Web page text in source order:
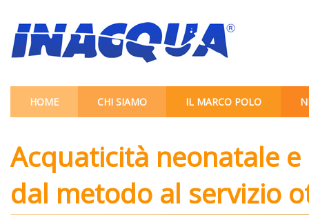
HOME CHI SIAMO IL MARCO POLO
Acquaticità neonatale
dal metodo al servizio